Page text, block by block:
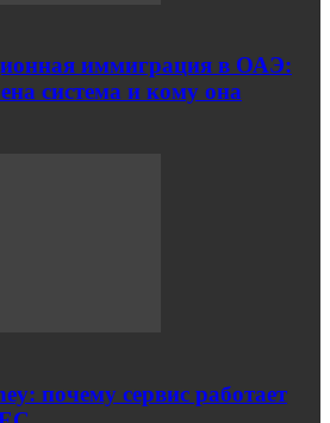
иммиграция в ОАЭ:
система и кому она
почему сервис работает